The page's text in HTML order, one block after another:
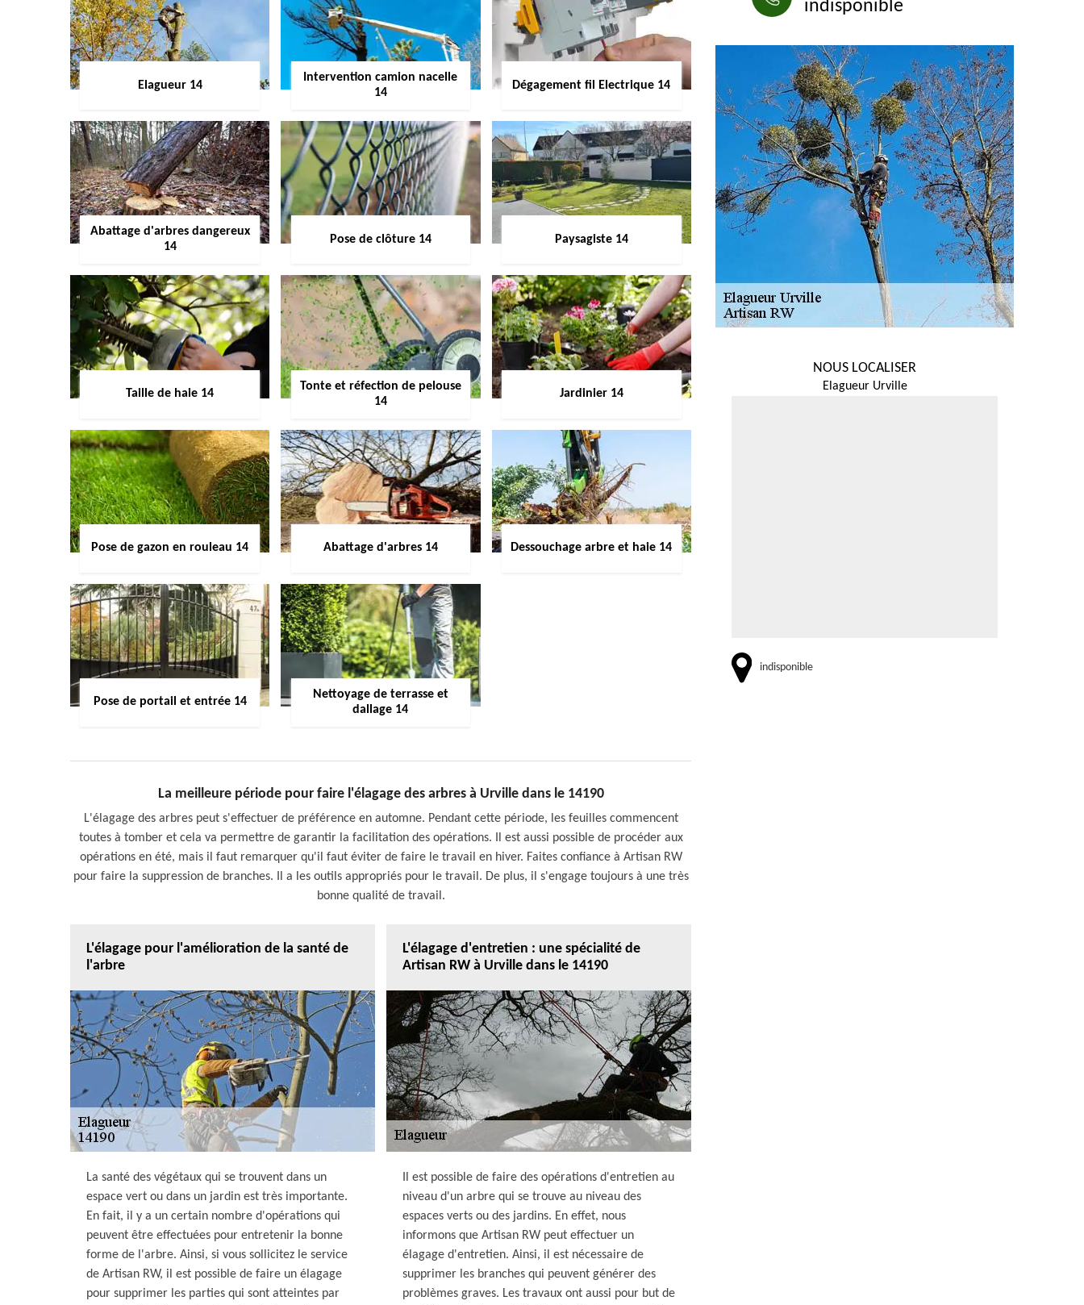
Elagueur 14
Intervention camion nacelle
14
Dégagement fil Electrique 14
Abattage d'arbres dangereux
14
Pose de clôture 14 Paysagiste 14
Taille de haie 14
Tonte et réfection de pelouse
14
Jardinier 14
Pose de gazon en rouleau 14 Abattage d'arbres 14 Dessouchage arbre et haie 14
Pose de portail et entrée 14
Nettoyage de terrasse et
dallage 14
La meilleure période pour faire l'élagage des arbres à Urville dans le 14190
L'élagage des arbres peut s'effectuer de préférence en automne. Pendant cette période, les feuilles commencent
toutes à tomber et cela va permettre de garantir la facilitation des opérations. Il est aussi possible de procéder aux
opérations en été, mais il faut remarquer qu'il faut éviter de faire le travail en hiver. Faites confiance à Artisan RW
pour faire la suppression de branches. Il a les outils appropriés pour le travail. De plus, il s'engage toujours à une très
bonne qualité de travail.
L'élagage pour l'amélioration de la santé de
l'arbre
La santé des végétaux qui se trouvent dans un
espace vert ou dans un jardin est très importante.
En fait, il y a un certain nombre d'opérations qui
peuvent être effectuées pour entretenir la bonne
forme de l'arbre. Ainsi, si vous sollicitez le service
de Artisan RW, il est possible de faire un élagage
pour supprimer les parties qui sont atteintes par
L'élagage d'entretien : une spécialité de
Artisan RW à Urville dans le 14190
Il est possible de faire des opérations d'entretien au
niveau d'un arbre qui se trouve au niveau des
espaces verts ou des jardins. En effet, nous
informons que Artisan RW peut effectuer un
élagage d'entretien. Ainsi, il est nécessaire de
supprimer les branches qui peuvent générer des
problèmes graves. Les travaux ont aussi pour but de
indisponible
NOUS LOCALISER
Elagueur Urville
indisponible